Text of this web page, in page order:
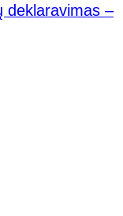
deklaravimas –